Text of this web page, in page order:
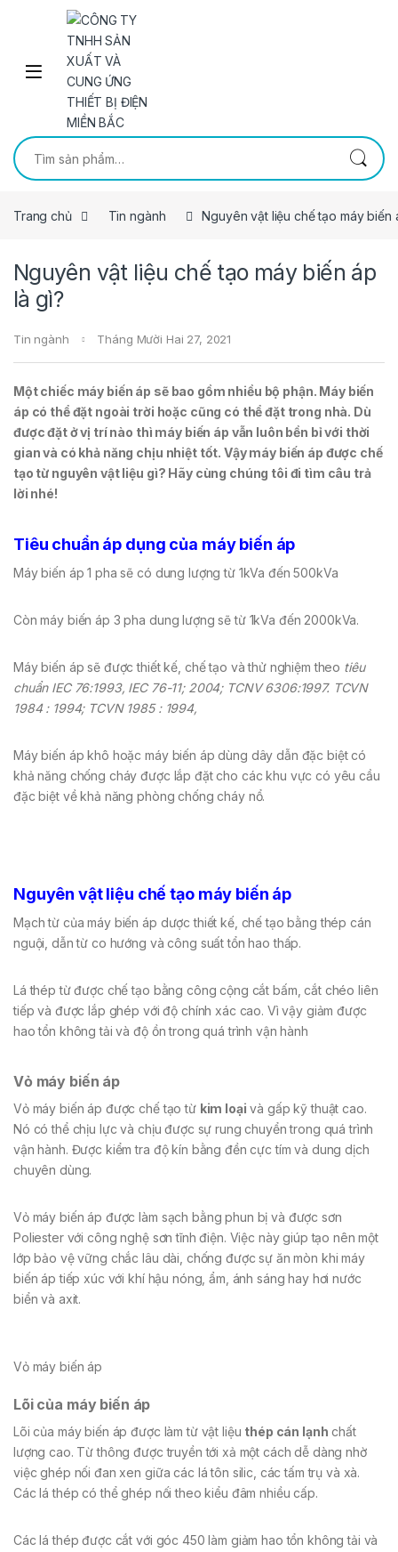
Skip to navigation
Skip to content
Tìm kiếm:
Trang chủ Tin ngành Nguyên vật liệu chế tạo máy biến
Nguyên vật liệu chế tạo máy biến áp
là gì?
Tin ngành Tháng Mười Hai 27, 2021
Một chiếc máy biến áp sẽ bao gồm nhiều bộ phận. Máy biến
áp có thể đặt ngoài trời hoặc cũng có thể đặt trong nhà. Dù
được đặt ở vị trí nào thì máy biến áp vẫn luôn bền bỉ với thời
gian và có khả năng chịu nhiệt tốt. Vậy máy biến áp được chế
tạo từ nguyên vật liệu gì? Hãy cùng chúng tôi đi tìm câu trả
lời nhé!
Tiêu chuẩn áp dụng của máy biến áp
Máy biến áp 1 pha sẽ có dung lượng từ 1kVa đến 500kVa
Còn máy biến áp 3 pha dung lượng sẽ từ 1kVa đến 2000kVa.
Máy biến áp sẽ được thiết kế, chế tạo và thử nghiệm theo tiêu
chuẩn IEC 76:1993, IEC 76-11; 2004; TCNV 6306:1997. TCVN
1984 : 1994; TCVN 1985 : 1994,
Máy biến áp khô hoặc máy biến áp dùng dây dẫn đặc biệt có
khả năng chống cháy được lắp đặt cho các khu vực có yêu cầu
đặc biệt về khả năng phòng chống cháy nổ.
Nguyên vật liệu chế tạo máy biến áp
Mạch từ của máy biến áp dược thiết kế, chế tạo bằng thép cán
nguội, dẫn từ co hướng và công suất tổn hao thấp.
Lá thép từ được chế tạo bằng công cộng cắt bấm, cắt chéo liên
tiếp và được lắp ghép với độ chính xác cao. Vì vậy giảm được
hao tổn không tải và độ ồn trong quá trình vận hành
Vỏ máy biến áp
Vỏ máy biến áp được chế tạo từ kim loại và gấp kỹ thuật cao.
Nó có thể chịu lực và chịu được sự rung chuyển trong quá trình
vận hành. Được kiểm tra độ kín bằng đền cực tím và dung dịch
chuyên dùng.
Vỏ máy biến áp được làm sạch bằng phun bị và được sơn
Poliester với công nghệ sơn tĩnh điện. Việc này giúp tạo nên một
lớp bảo vệ vững chắc lâu dài, chống được sự ăn mòn khi máy
biến áp tiếp xúc với khí hậu nóng, ẩm, ánh sáng hay hơi nước
biển và axit.
Vỏ máy biến áp
Lõi của máy biến áp
Lõi của máy biến áp được làm từ vật liệu thép cán lạnh chất
lượng cao. Từ thông được truyền tới xả một cách dễ dàng nhờ
việc ghép nối đan xen giữa các lá tôn silic, các tấm trụ và xà.
Các lá thép có thể ghép nối theo kiểu đâm nhiều cấp.
Các lá thép được cắt với góc 450 làm giảm hao tổn không tải và